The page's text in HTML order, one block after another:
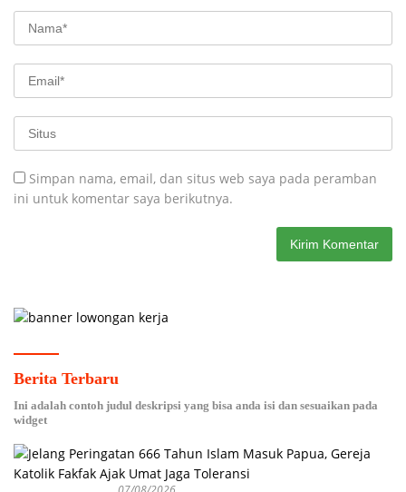
Simpan nama, email, dan situs web saya pada peramban
ini untuk komentar saya berikutnya.
Berita Terbaru
Ini adalah contoh judul deskripsi yang bisa anda isi dan sesuaikan pada
widget